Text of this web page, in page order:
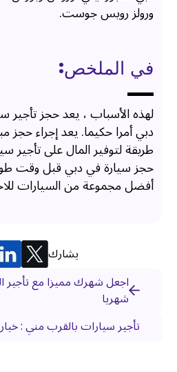
ورولز رويس جوست.
في الملخص:
لهذه الأسباب ، يعد حجز تأجير
دبي أمرا حكيما. يعد إجراء
طريقة لتوفير المال على تأجير
حجز سيارة في دبي قبل وقت
أفضل مجموعة من السيارات
يشارك
اجعل شهرك مميزا مع تأجير
شهريا
تأجير سيارات بالقرب مني :